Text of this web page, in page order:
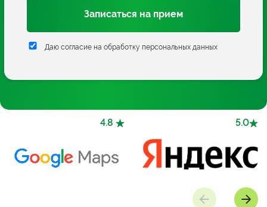
Записаться на прием
Даю согласие на обработку персональных данных
4.8 5.0